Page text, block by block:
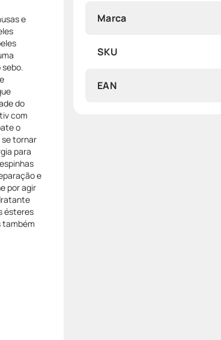
e
do
com
o
se tornar
para
e
por agir
ésteres
também
Marca
SKU
EAN